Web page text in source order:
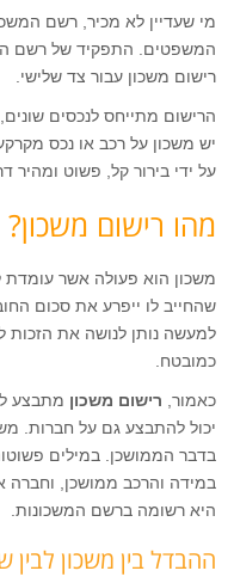
מי שעדיין לא מכיר, רשם
המשפטים. התפקיד של רשם
רישום משכון עבור צד שלישי.
הרישום מתייחס לנכסים
יש משכון על רכב או נכס
על ידי בירור קל, פשוט ומהיר
מהו רישום משכון?
משכון הוא פעולה אשר עומדת
שהחייב לו ייפרע את סכום
למעשה נותן לנושה את הזכות
כמובטח.
כאמור, רישום משכון מתבצע
יכול להתבצע גם על חברות.
בדבר הממושכן. במילים
במידה והרכב ממושכן, וחברה
היא רשומה ברשם המשכונות.
ההבדל בין משכון לבין